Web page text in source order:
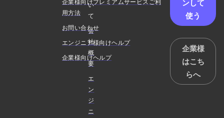
い
て
会
社
概
要
エ
ン
ジ
ニ
企業様向けプレミアムサービスご利
用方法
お問い合わせ
エンジニア様向けヘルプ
企業様向けヘルプ
ンして
使う
企業様
はこち
らへ